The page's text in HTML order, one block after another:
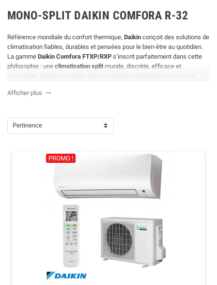
MONO-SPLIT DAIKIN COMFORA R-32
Référence mondiale du confort thermique, Daikin conçoit des solutions de
climatisation fiables, durables et pensées pour le bien-être au quotidien.
La gamme Daikin Comfora FTXP/RXP s’inscrit parfaitement dans cette
philosophie : une climatisation split murale, discrète, efficace et
comme hiver, tout en maîtrisant la consommation énergétique. Son format
compact, son fonctionnement silencieux et sa simplicité d’utilisation en
Vous cherchez une solution fiable, éprouvée et simple à vivre ? Découvrez
Comfora FTXP/RXP et
choisissez la configuration la plus adaptée à votre projet.
Afficher plus 
Pertinence
PROMO !